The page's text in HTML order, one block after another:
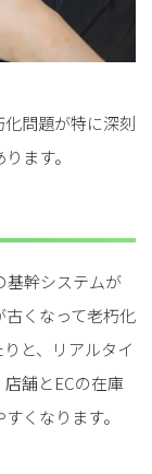
問題が特に深刻
ます。
基幹システムが
くなって老朽化
と、リアルタイ
舗とECの在庫
くなります。